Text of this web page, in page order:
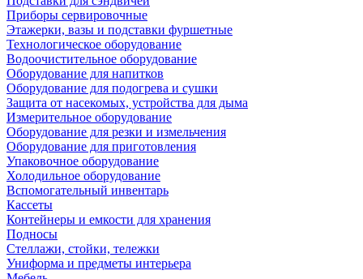
Приборы сервировочные
Этажерки, вазы и подставки фуршетные
Технологическое оборудование
Водоочистительное оборудование
Оборудование для напитков
Оборудование для подогрева и сушки
Защита от насекомых, устройства для дыма
Измерительное оборудование
Оборудование для резки и измельчения
Оборудование для приготовления
Упаковочное оборудование
Холодильное оборудование
Вспомогательный инвентарь
Кассеты
Контейнеры и емкости для хранения
Подносы
Стеллажи, стойки, тележки
Униформа и предметы интерьера